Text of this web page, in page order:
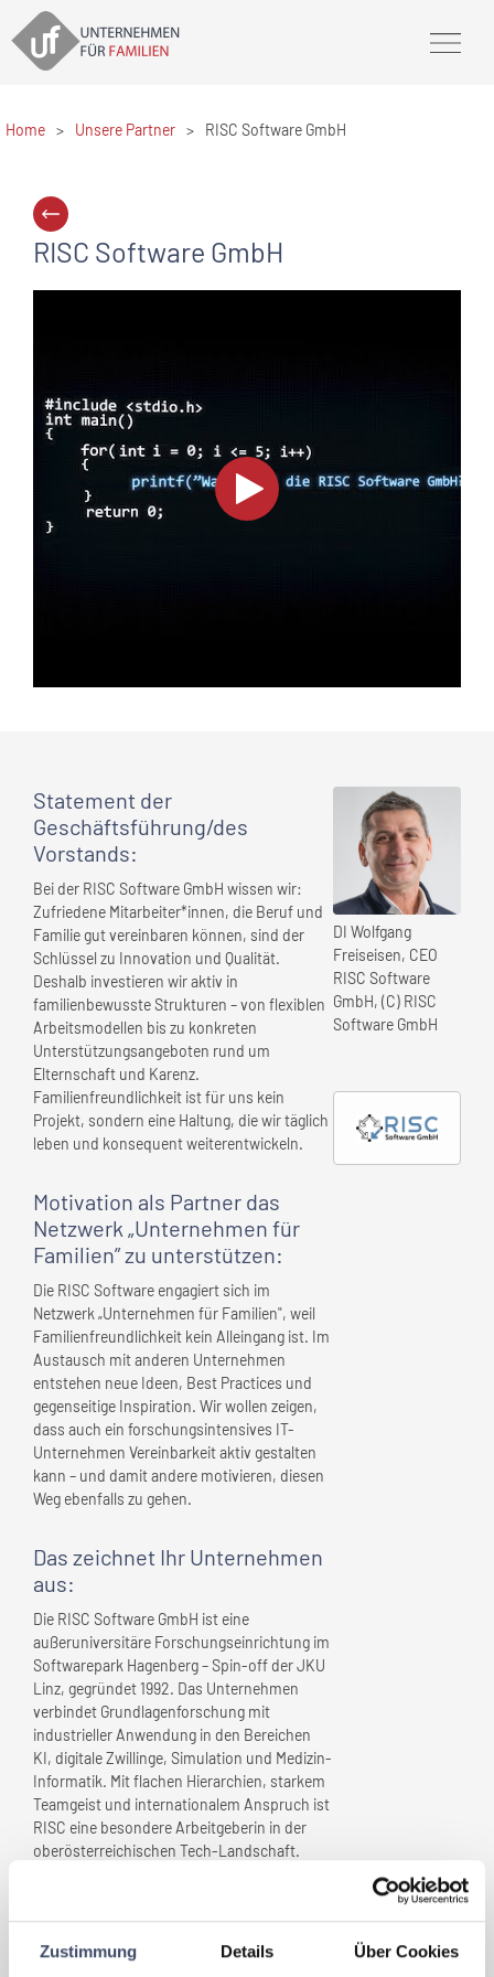
Zustimmung Details Über Cookies
Home > Unsere Partner > RISC Software GmbH
RISC Software GmbH
Statement der
Geschäftsführung/des
Vorstands:
Bei der RISC Software GmbH wissen wir:
Zufriedene Mitarbeiter*innen, die Beruf und
Familie gut vereinbaren können, sind der
Schlüssel zu Innovation und Qualität.
Deshalb investieren wir aktiv in
familienbewusste Strukturen – von flexiblen
Arbeitsmodellen bis zu konkreten
Unterstützungsangeboten rund um
Elternschaft und Karenz.
Familienfreundlichkeit ist für uns kein
Projekt, sondern eine Haltung, die wir täglich
leben und konsequent weiterentwickeln.
Motivation als Partner das
Netzwerk „Unternehmen für
Familien” zu unterstützen:
Die RISC Software engagiert sich im
Netzwerk „Unternehmen für Familien", weil
Familienfreundlichkeit kein Alleingang ist. Im
Austausch mit anderen Unternehmen
entstehen neue Ideen, Best Practices und
gegenseitige Inspiration. Wir wollen zeigen,
dass auch ein forschungsintensives IT-
Unternehmen Vereinbarkeit aktiv gestalten
kann – und damit andere motivieren, diesen
Weg ebenfalls zu gehen.
Das zeichnet Ihr Unternehmen
aus:
Die RISC Software GmbH ist eine
außeruniversitäre Forschungseinrichtung im
Softwarepark Hagenberg – Spin-off der JKU
Linz, gegründet 1992. Das Unternehmen
verbindet Grundlagenforschung mit
industrieller Anwendung in den Bereichen
KI, digitale Zwillinge, Simulation und Medizin-
Informatik. Mit flachen Hierarchien, starkem
Teamgeist und internationalem Anspruch ist
RISC eine besondere Arbeitgeberin in der
oberösterreichischen Tech-Landschaft.
„familienfreundlich” gemacht
DI Wolfgang
Freiseisen, CEO
RISC Software
GmbH, (C) RISC
Software GmbH